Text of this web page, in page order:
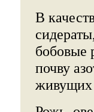
В
бобовые
почву
живущих